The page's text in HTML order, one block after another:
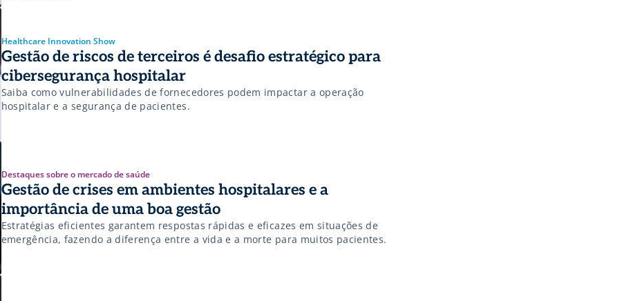
Healthcare Innovation Show
Gestão de riscos de terceiros é desafio estratégico para
cibersegurança hospitalar
Saiba como vulnerabilidades de fornecedores podem impactar a operação
hospitalar e a segurança de pacientes.
Destaques sobre o mercado de saúde
Gestão de crises em ambientes hospitalares e a
importância de uma boa gestão
Estratégias eficientes garantem respostas rápidas e eficazes em situações de
emergência, fazendo a diferença entre a vida e a morte para muitos pacientes.